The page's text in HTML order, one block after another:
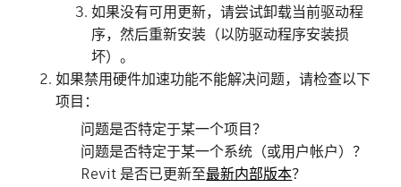
如果没有可用更新，请尝试卸载当前驱动程
序，然后重新安装（以防驱动程序安装损
坏）。
如果禁用硬件加速功能不能解决问题，请检查以下
项目：
问题是否特定于某一个项目？
问题是否特定于某一个系统（或用户帐户）？
Revit 是否已更新至最新内部版本？